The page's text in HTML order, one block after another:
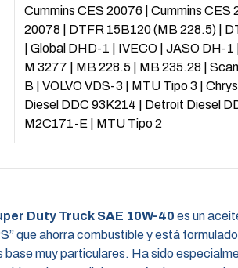
Cummins CES 20076
Cummins CES
20078
DTFR 15B120 (MB 228.5)
Global DHD-1 IVECO JASO DH-1
M 3277
MB 228.5 MB 235.28
B
VOLVO VDS-3 MTU Tipo 3
Diesel DDC 93K214
Detroit Diesel
M2C171-E
MTU Tipo 2
Duty Truck SAE 10W-40 es un
que ahorra combustible y está
muy particulares. Ha sido